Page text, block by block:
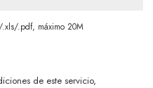
.pdf, máximo 20M
de este servicio,